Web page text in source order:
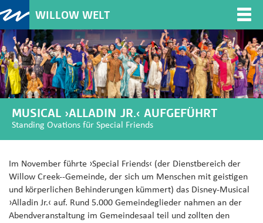
WILLOW WELT
MUSICAL ›ALLADIN JR.‹ AUFGEFÜHRT
Standing Ovations für Special Friends
Im November führte ›Special Friends‹ (der Dienstbereich der
Willow Creek--Gemeinde, der sich um Menschen mit geistigen
und körperlichen Behinderungen kümmert) das Disney-Musical
›Alladin Jr.‹ auf. Rund 5.000 Gemeindeglieder nahmen an der
Abendveranstaltung im Gemeindesaal teil und zollten den